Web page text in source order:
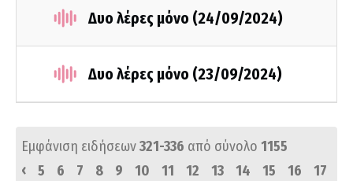
Δυο λέρες μόνο (24/09/2024)
Δυο λέρες μόνο (23/09/2024)
Εμφάνιση ειδήσεων321-336 από σύνολο 1155
‹
5 6 7 8 9 10 11 12 13 14 15 16
17